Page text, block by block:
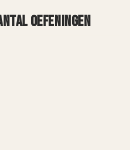
OEFENINGEN